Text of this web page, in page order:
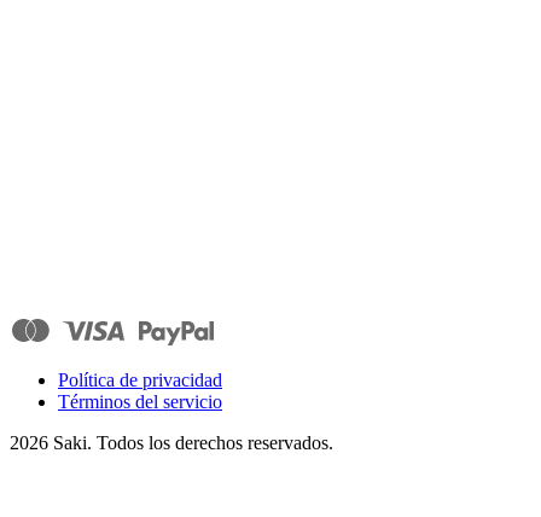
Política de privacidad
Términos del servicio
2026 Saki. Todos los derechos reservados.